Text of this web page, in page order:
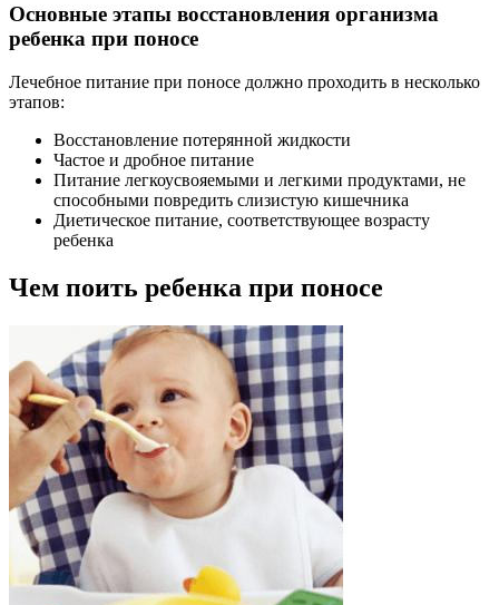
Основные этапы восстановления организма
ребенка при поносе
Лечебное питание при поносе должно проходить в несколько
этапов:
Восстановление потерянной жидкости
Частое и дробное питание
Питание легкоусвояемыми и легкими продуктами, не
способными повредить слизистую кишечника
Диетическое питание, соответствующее возрасту
ребенка
Чем поить ребенка при поносе